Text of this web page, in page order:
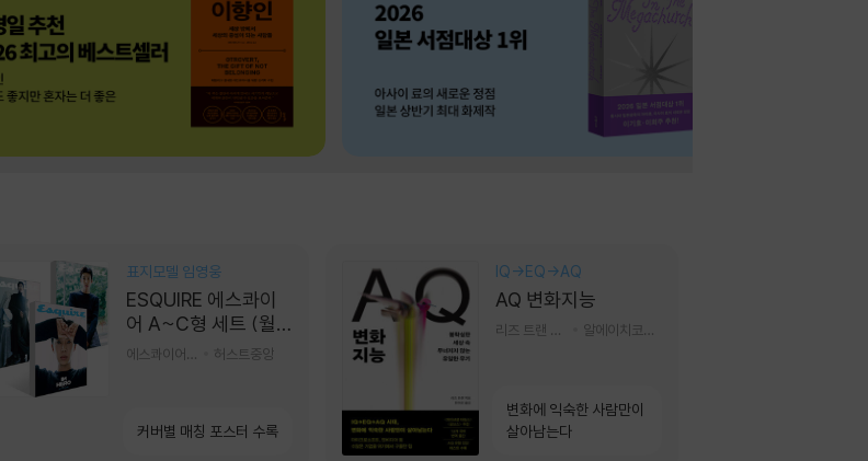
표지모델 임영웅
ESQUIRE 에스콰이
어 A~C형 세트 (월
간) : 9월 [2026]
허스트중앙
커버별 매칭 포스터 수록
IQ→EQ→AQ
AQ 변화지능
변화에 익숙한 사람만이
살아남는다